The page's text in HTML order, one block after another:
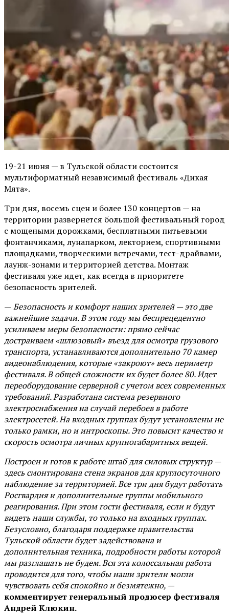
19-21 июня — в Тульской области состоится
мультиформатный независимый фестиваль «Дикая
Мята».
Три дня, восемь сцен и более 130 концертов — на
территории развернется большой фестивальный город
с мощеными дорожками, бесплатными питьевыми
фонтанчиками, лунапарком, лекторием, спортивными
площадками, творческими встречами, тест-драйвами,
лаунж-зонами и территорией детства. Монтаж
фестиваля уже идет, как всегда в приоритете
безопасность зрителей.
— Безопасность и комфорт наших зрителей — это две
важнейшие задачи. В этом году мы беспрецедентно
усиливаем меры безопасности: прямо сейчас
достраиваем «шлюзовый» въезд для осмотра грузового
транспорта, устанавливаются дополнительно 70 камер
видеонаблюдения, которые «закроют» весь периметр
фестиваля. В общей сложности их будет более 80. Идет
переоборудование серверной с учетом всех современных
требований. Разработана система резервного
электроснабжения на случай перебоев в работе
электросетей. На входных группах будут установлены не
только рамки, но и интроскопы. Это повысит качество и
скорость осмотра личных крупногабаритных вещей.
Построен и готов к работе штаб для силовых структур —
здесь смонтирована стена экранов для круглосуточного
наблюдение за территорией. Все три дня будут работать
Росгвардия и дополнительные группы мобильного
реагирования. При этом гости фестиваля, если и будут
видеть наши службы, то только на входных группах.
Безусловно, благодаря поддержке правительства
Тульской области будет задействована и
дополнительная техника, подробности работы которой
мы разглашать не будем. Вся эта колоссальная работа
проводится для того, чтобы наши зрители могли
чувствовать себя спокойно и безмятежно, —
комментирует генеральный продюсер фестиваля
Андрей Клюкин.